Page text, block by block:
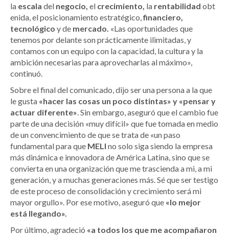
la escala del negocio, el crecimiento, la rentabilidad obt
enida, el posicionamiento estratégico,financiero,
tecnológico y de mercado. «Las oportunidades que
tenemos por delante son prácticamente ilimitadas, y
contamos con un equipo con la capacidad, la cultura y la
ambición necesarias para aprovecharlas al máximo»,
continuó.
Sobre el final del comunicado, dijo ser una persona a la que
le gusta «hacer las cosas un poco distintas» y «pensar y
actuar diferente». Sin embargo, aseguró que el cambio fue
parte de una decisión «muy difícil» que fue tomada en medio
de un convencimiento de que se trata de «un paso
fundamental para que MELI no solo siga siendo la empresa
más dinámica e innovadora de América Latina, sino que se
convierta en una organización que me trascienda a mi, a mi
generación, y a muchas generaciones más. Sé que ser testigo
de este proceso de consolidación y crecimiento será mi
mayor orgullo». Por ese motivo, aseguró que «lo mejor
está llegando».
Por último, agradeció «a todos los que me acompañaron